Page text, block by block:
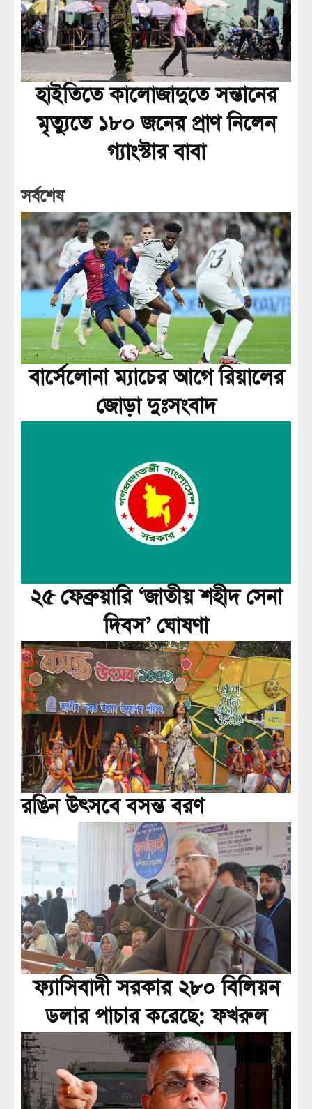
হাইতিতে কালোজাদুতে সন্তানের
মৃত্যুতে ১৮০ জনের প্রাণ নিলেন
গ্যাংস্টার বাবা
সর্বশেষ
বার্সেলোনা ম্যাচের আগে রিয়ালের
জোড়া দুঃসংবাদ
২৫ ফেব্রুয়ারি ‘জাতীয় শহীদ সেনা
দিবস’ ঘোষণা
রঙিন উৎসবে বসন্ত বরণ
ফ্যাসিবাদী সরকার ২৮০ বিলিয়ন
ডলার পাচার করেছে: ফখরুল